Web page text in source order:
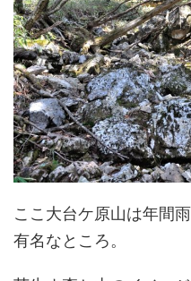
ここ大台ケ原山は年間
有名なところ。